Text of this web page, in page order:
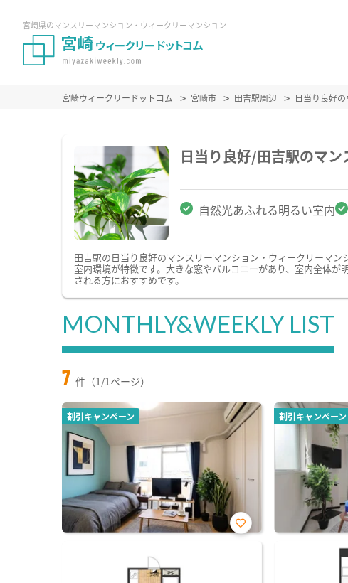
宮崎県のマンスリーマンション・ウィークリーマンション
宮崎ウィークリードットコム 宮崎市 田吉駅周辺 日当り良好
日当り良好/田吉駅のマ
自然光あふれる明るい室内
田吉駅の日当り良好のマンスリーマンション・ウィークリーマ
室内環境が特徴です。大きな窓やバルコニーがあり、室内全体
される方におすすめです。
MONTHLY&WEEKLY LIST
7 件（1/1ページ）
割引キャンペーン
お気
割引キャンペーン